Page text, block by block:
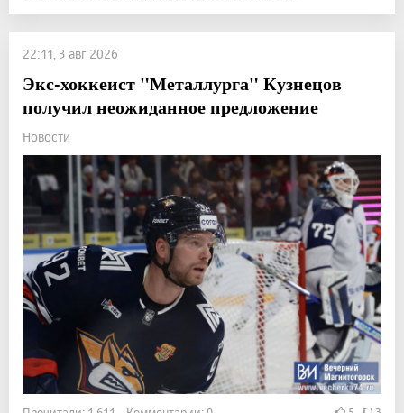
22:11, 3 авг 2026
Экс-хоккеист "Металлурга" Кузнецов
получил неожиданное предложение
Новости